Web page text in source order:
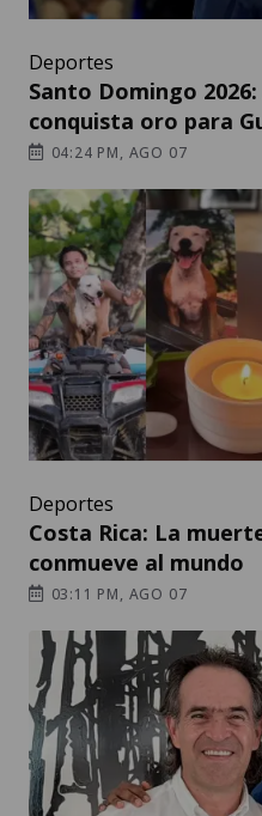
Deportes
Santo Domingo
conquista oro para
04:24 PM, AGO 07
Deportes
Costa Rica: La
conmueve al mundo
03:11 PM, AGO 07